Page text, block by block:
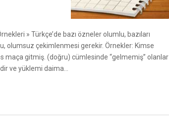
» Türkçe’de bazı özneler olumlu, bazıları
olumsuz çekimlenmesi gerekir. Örnekler: Kimse
maça gitmiş. (doğru) cümlesinde “gelmemiş” olanlar
ve yüklemi daima…